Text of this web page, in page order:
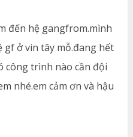
đến hệ gangfrom.mình
gf ở vin tây mỗ.đang hết
công trình nào cần đội
nhé.em cảm ơn và hậu